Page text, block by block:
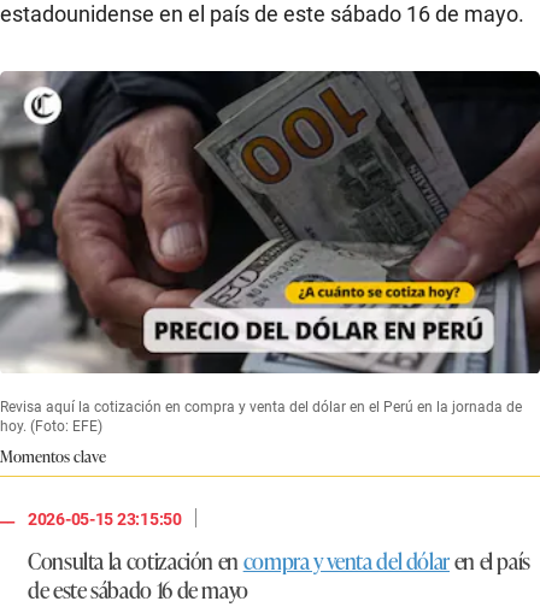
estadounidense en el país de este sábado 16 de mayo.
Revisa aquí la cotización en compra y venta del dólar en el Perú en la jornada de
hoy. (Foto: EFE)
Momentos clave
2026-05-15 23:15:50
|
Consulta la cotización encompra y venta del dólaren el país
de este sábado 16 de mayo